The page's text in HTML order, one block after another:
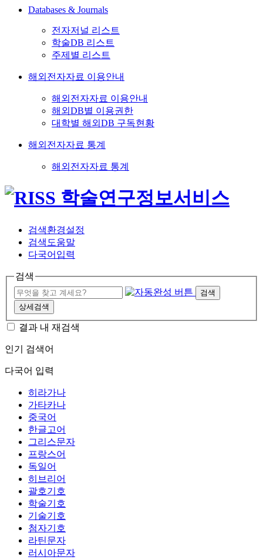
Databases & Journals
전자저널 리스트
학술DB 리스트
주제별 리스트
해외전자자료 이용안내
해외전자자료 이용안내
해외DB별 이용권한
대학별 해외DB 구독현황
해외전자자료 통계
해외전자자료 통계
검색환경설정
검색도움말
다국어입력
검색
검색
상세검색
결과 내 재검색
인기 검색어
다국어 입력
히라가나
가타카나
중국어
한글고어
그리스문자
프랑스어
독일어
히브리어
괄호기호
학술기호
기술기호
첨자기호
라틴문자
러시아문자